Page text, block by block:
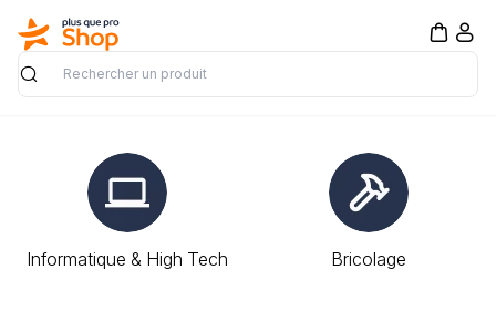
Rechercher
Informatique & High Tech Bricolage